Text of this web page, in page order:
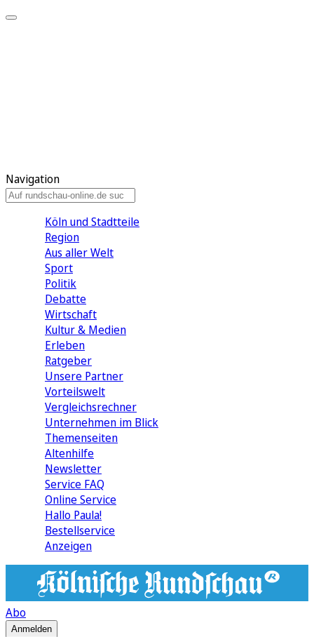
Navigation
Köln und Stadtteile
Region
Aus aller Welt
Sport
Politik
Debatte
Wirtschaft
Kultur & Medien
Erleben
Ratgeber
Unsere Partner
Vorteilswelt
Vergleichsrechner
Unternehmen im Blick
Themenseiten
Altenhilfe
Newsletter
Service FAQ
Online Service
Hallo Paula!
Bestellservice
Anzeigen
Abo
Anmelden